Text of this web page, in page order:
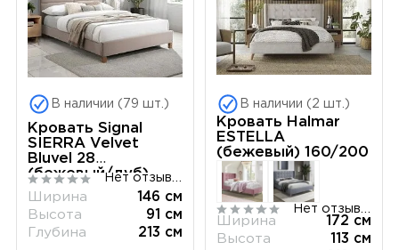
В наличии (79 шт.)
Кровать Signal
SIERRA Velvet
Bluvel 28
(бежевый/дуб)
140/200
Нет отзывов
Ширина
146 см
Высота
91 см
Глубина
213 см
В наличии (2 шт.)
Кровать Halmar
ESTELLA
(бежевый) 160/200
Ширина
172 см
Высота
113 см